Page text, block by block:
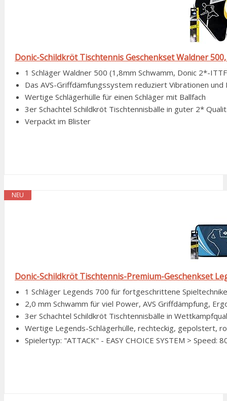
Donic-Schildkröt Tischtennis Geschenkset Waldner
1 Schläger Waldner 500 (1,8mm Schwamm, Donic 2*-
Das AVS-Griffdämfungssystem reduziert Vibrationen und
Wertige Schlägerhülle für einen Schläger mit Ballfach
3er Schachtel Schildkröt Tischtennisbälle in guter 2*
Verpackt im Blister
NEU
Donic-Schildkröt Tischtennis-Premium-Geschenkset
1 Schläger Legends 700 für fortgeschrittene
2,0 mm Schwamm für viel Power, AVS Griffdämpfung,
3er Schachtel Schildkröt Tischtennisbälle in
Wertige Legends-Schlägerhülle, rechteckig, gepolstert,
Spielertyp: "ATTACK" - EASY CHOICE SYSTEM > Speed: